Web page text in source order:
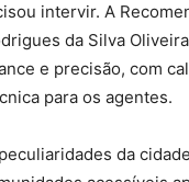
intervir. A
da Silva
e precisão, com
para os agentes.
da